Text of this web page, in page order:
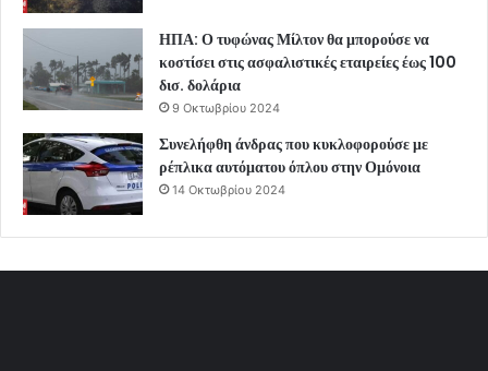
ΗΠΑ: Ο τυφώνας Μίλτον θα μπορούσε να
κοστίσει στις ασφαλιστικές εταιρείες έως 100
δισ. δολάρια
9 Οκτωβρίου 2024
Συνελήφθη άνδρας που κυκλοφορούσε με
ρέπλικα αυτόματου όπλου στην Ομόνοια
14 Οκτωβρίου 2024